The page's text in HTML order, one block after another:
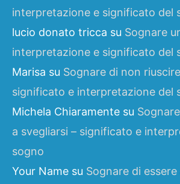
interpretazione e significato del
lucio donato tricca su Sognare
interpretazione e significato del
Marisa su Sognare di non
significato e interpretazione del
Michela Chiaramente su
a svegliarsi – significato e
sogno
Your Name su Sognare di